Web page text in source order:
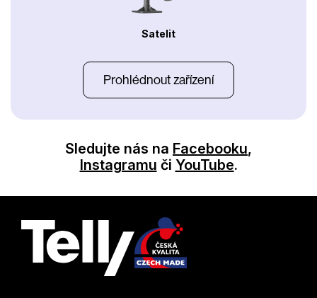
Satelit
Prohlédnout zařízení
Sledujte nás na Facebooku,
Instagramu či YouTube.